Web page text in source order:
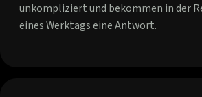
unkompliziert und bekommen in der
eines Werktags eine Antwort.